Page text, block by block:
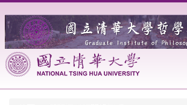
到
主
要
內
容